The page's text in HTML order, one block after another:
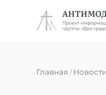
Главная /Новости